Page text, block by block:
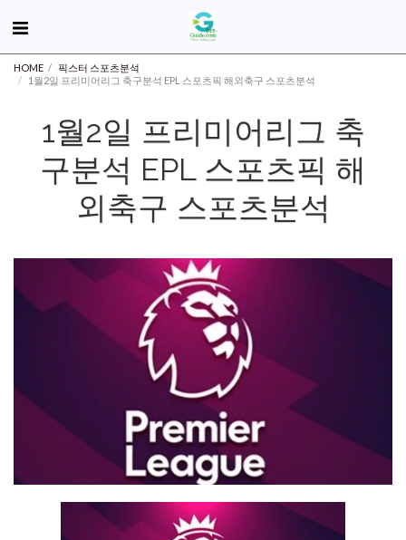
HOME
픽스터 스포츠분석
1월2일 프리미어리그 축구분석 EPL 스포츠픽 해외축구 스포츠분석
1월2일 프리미어리그 축
구분석 EPL 스포츠픽 해
외축구 스포츠분석